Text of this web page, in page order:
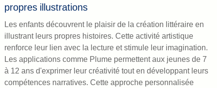
propres illustrations
Les enfants découvrent le plaisir de la création littéraire en
illustrant leurs propres histoires. Cette activité artistique
renforce leur lien avec la lecture et stimule leur imagination.
Les applications comme Plume permettent aux jeunes de 7
à 12 ans d'exprimer leur créativité tout en développant leurs
compétences narratives. Cette approche personnalisée